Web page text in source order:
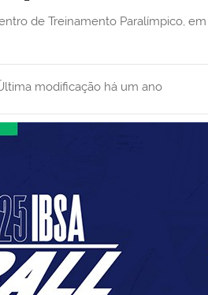
modificação há um ano
de Treinamento Paralímpico,